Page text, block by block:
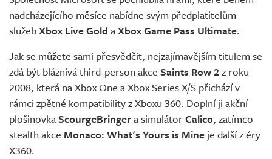
Živě
nadcházejícího měsíce nabídne svým předplatitelům
služebXbox Live Gold aXbox Game Pass Ultimate.
Jak se můžete sami přesvědčit, nejzajímavějším titulem se
zdá být bláznivá third-person akce Saints Row 2z roku
2008, která na Xbox One a Xbox Series X/S přichází v
rámci zpětné kompatibility z Xboxu 360. Doplní ji akční
plošinovkaScourgeBringera simulátorCalico, zatímco
stealth akce Monaco: What's Yours is Mine je další z éry
X360.